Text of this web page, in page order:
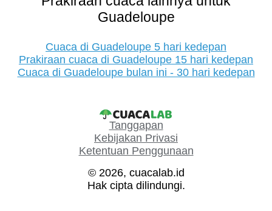
Guadeloupe
Cuaca di Guadeloupe 5 hari kedepan
Prakiraan cuaca di Guadeloupe 15 hari kedepan
Cuaca di Guadeloupe bulan ini - 30 hari kedepan
Tanggapan
Kebijakan Privasi
Ketentuan Penggunaan
© 2026, cuacalab.id
Hak cipta dilindungi.